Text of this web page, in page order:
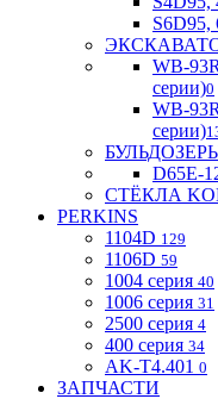
S6D95,
WB-
серии)0
WB-
серии)
D65E-
СТЁКЛА
PERKINS
1104D 129
1106D 59
1004 серия 40
1006 серия 31
2500 серия 4
400 серия 34
AK-T4.401 0
ЗАПЧАСТИ